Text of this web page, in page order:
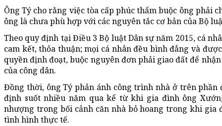
Ông Tý cho rằng việc tòa cấp phúc thẩm buộc ông phải
ông là chưa phù hợp với các nguyên tắc cơ bản của Bộ
Theo quy định tại Điều 3 Bộ luật Dân sự năm 2015, cá
cam kết, thỏa thuận; mọi cá nhân đều bình đẳng và
quyền định đoạt, buộc nguyên đơn phải giao đất để
của công dân.
Đồng thời, ông Tý phản ánh công trình nhà ở trên
định suốt nhiều năm qua kể từ khi gia đình ông
nhượng trong bối cảnh căn nhà bỏ hoang trong khi gia
tình hình thực tế.